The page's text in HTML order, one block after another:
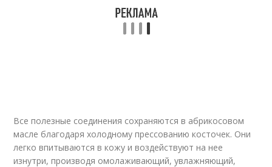
Все полезные соединения сохраняются в абрикосовом
масле благодаря холодному прессованию косточек. Они
легко впитываются в кожу и воздействуют на нее
изнутри, производя омолаживающий, увлажняющий,